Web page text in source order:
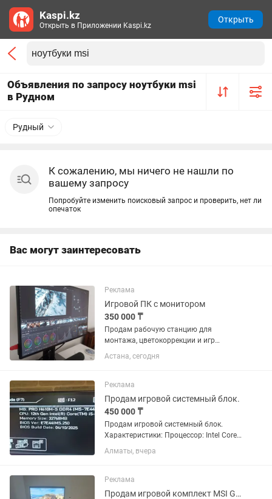
Объявления по запросу ноутбуки msi
в Рудном
Рудный
К сожалению, мы ничего не нашли по
вашему запросу
Попробуйте изменить поисковый запрос и проверить, нет ли
опечаток
Вас могут заинтересовать
Реклама
Игровой ПК с монитором
350 000 ₸
Продам рабочую станцию для
монтажа, цветокоррекции и игр
Использовалась для
профессионального монтажа
цветокоррекции в DaVinci Resolve и
работы в After...
Астана, сегодня
Реклама
Продам игровой системный блок.
450 000 ₸
Продам игровой системный блок.
Характеристики: Процессор: Intel Core
i5-12400F Материнская плата: MSI PRO
H610M-S DDR4 Оперативная память: 32
12GB GDDR6 SSD:...
Алматы, вчера
Реклама
Продам игровой комплект MSI GF63
Kaspi.kz
Открыть в Приложении Kaspi.kz
Открыть